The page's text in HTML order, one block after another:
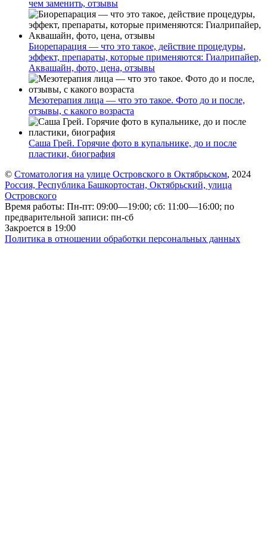
чем заменить, отзывы
Биорепарация — что это такое, действие процедуры,
эффект, препараты, которые применяются: Гиалрипайер,
Аквашайн, фото, цена, отзывы
Мезотерапия лица — что это такое. Фото до и после,
отзывы, с какого возраста
Саша Грей. Горячие фото в купальнике, до и после
пластики, биография
© Стоматология на улице Островского в Октябрьском, 2024
Россия, Республика Башкортостан, Октябрьский, улица
Островского
Время работы: Пн-пт: 09:00—19:00; сб: 11:00—16:00; по
предварительной записи: пн-сб
Закроется в 19:00
Политика в отношении обработки персональных данных